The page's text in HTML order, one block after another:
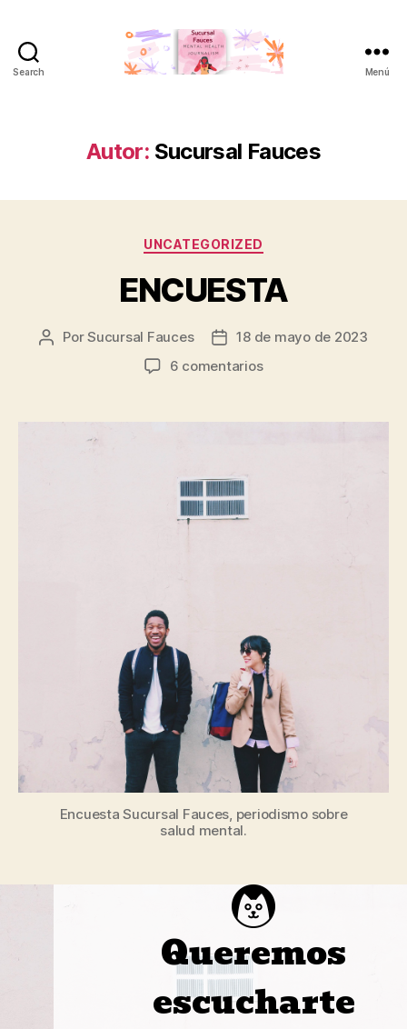
Search Menú
Autor: Sucursal Fauces
Categorías
UNCATEGORIZED
ENCUESTA
Autor
PorSucursal Fauces
Fecha18 de mayo de 2023
6 comentariosen
Encuesta Sucursal Fauces, periodismo sobre
salud mental.
Queremos
escucharte